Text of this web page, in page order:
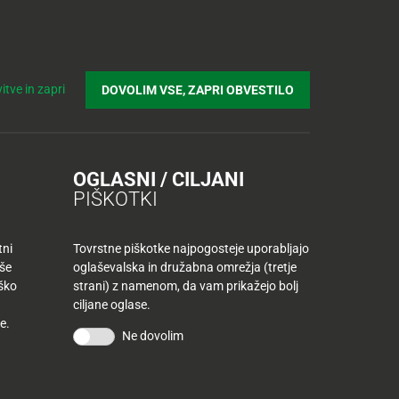
in zapri DOVOLIM VSE, ZAPRI OBVESTILO
OGLASNI / CILJANI
PIŠKOTKI
Tovrstne piškotke najpogosteje uporabljajo
oglaševalska in družabna omrežja (tretje
strani) z namenom, da vam prikažejo bolj
ciljane oglase.
Ne dovolim
Iskanje
Povejte
nam
Nakupovalni
listek
Spletni supermarket
OZNAKI
S